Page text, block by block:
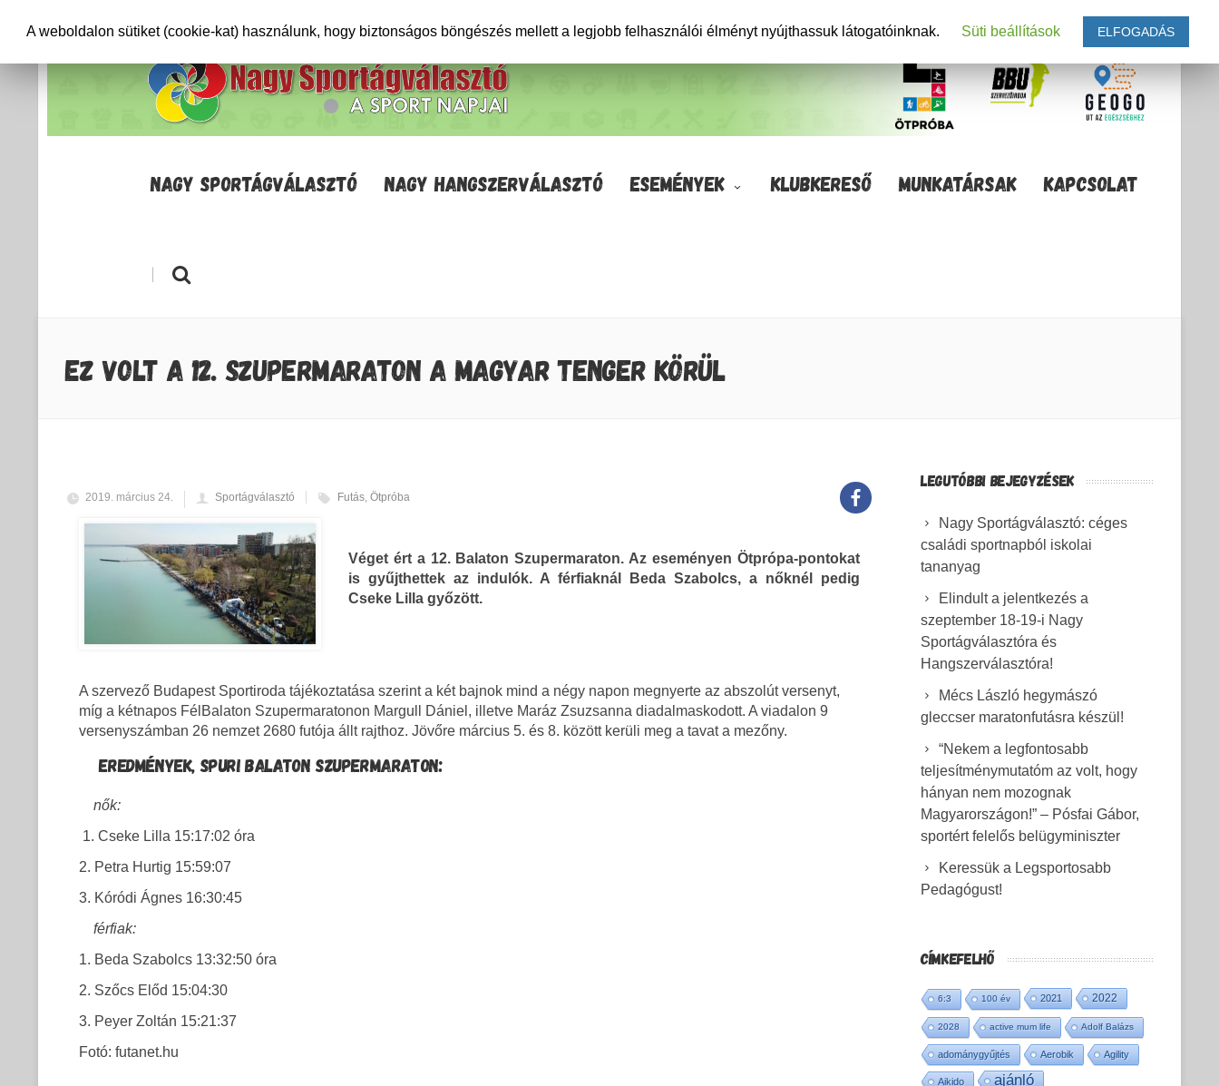
NAGY SPORTÁGVÁLASZTÓ NAGY HANGSZERVÁLASZTÓ ESEMÉNYEK KLUBKERESŐ MUNKATÁRSAK KAPCSOLAT
|
EZ VOLT A 12. SZUPERMARATON A MAGYAR TENGER KÖRÜL
2019. március 24. Sportágválasztó Futás, Ötpróba
Véget ért a 12. Balaton Szupermaraton. Az eseményen Ötprópa-pontokat
is gyűjthettek az indulók. A férfiaknál Beda Szabolcs, a nőknél pedig
Cseke Lilla győzött.
A szervező Budapest Sportiroda tájékoztatása szerint a két bajnok mind a négy napon megnyerte az abszolút versenyt,
míg a kétnapos FélBalaton Szupermaratonon Margull Dániel, illetve Maráz Zsuzsanna diadalmaskodott. A viadalon 9
versenyszámban 26 nemzet 2680 futója állt rajthoz. Jövőre március 5. és 8. között kerüli meg a tavat a mezőny.
EREDMÉNYEK, SPURI BALATON SZUPERMARATON:
nők:
1. Cseke Lilla 15:17:02 óra
2. Petra Hurtig 15:59:07
3. Kóródi Ágnes 16:30:45
férfiak:
1. Beda Szabolcs 13:32:50 óra
2. Szőcs Előd 15:04:30
3. Peyer Zoltán 15:21:37
Fotó: futanet.hu
LEGUTÓBBI BEJEGYZÉSEK
Nagy Sportágválasztó: céges
családi sportnapból iskolai
tananyag
Elindult a jelentkezés a
szeptember 18-19-i Nagy
Sportágválasztóra és
Hangszerválasztóra!
Mécs László hegymászó
gleccser maratonfutásra készül!
“Nekem a legfontosabb
teljesítménymutatóm az volt, hogy
hányan nem mozognak
Magyarországon!” – Pósfai Gábor,
sportért felelős belügyminiszter
Keressük a Legsportosabb
Pedagógust!
CÍMKEFELHŐ
6:3 100 év 2021 2022
2028 active mum life Adolf Balázs
adománygyűjtés Aerobik Agility
Aikido ajánló
A weboldalon sütiket (cookie-kat) használunk, hogy biztonságos böngészés mellett a legjobb felhasználói élményt nyújthassuk látogatóinknak. Süti beállítások ELFOGADÁS